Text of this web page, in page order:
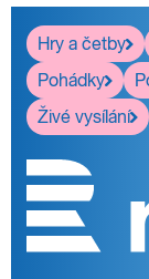
Hry a četby
Pohádky
Živé vysílání